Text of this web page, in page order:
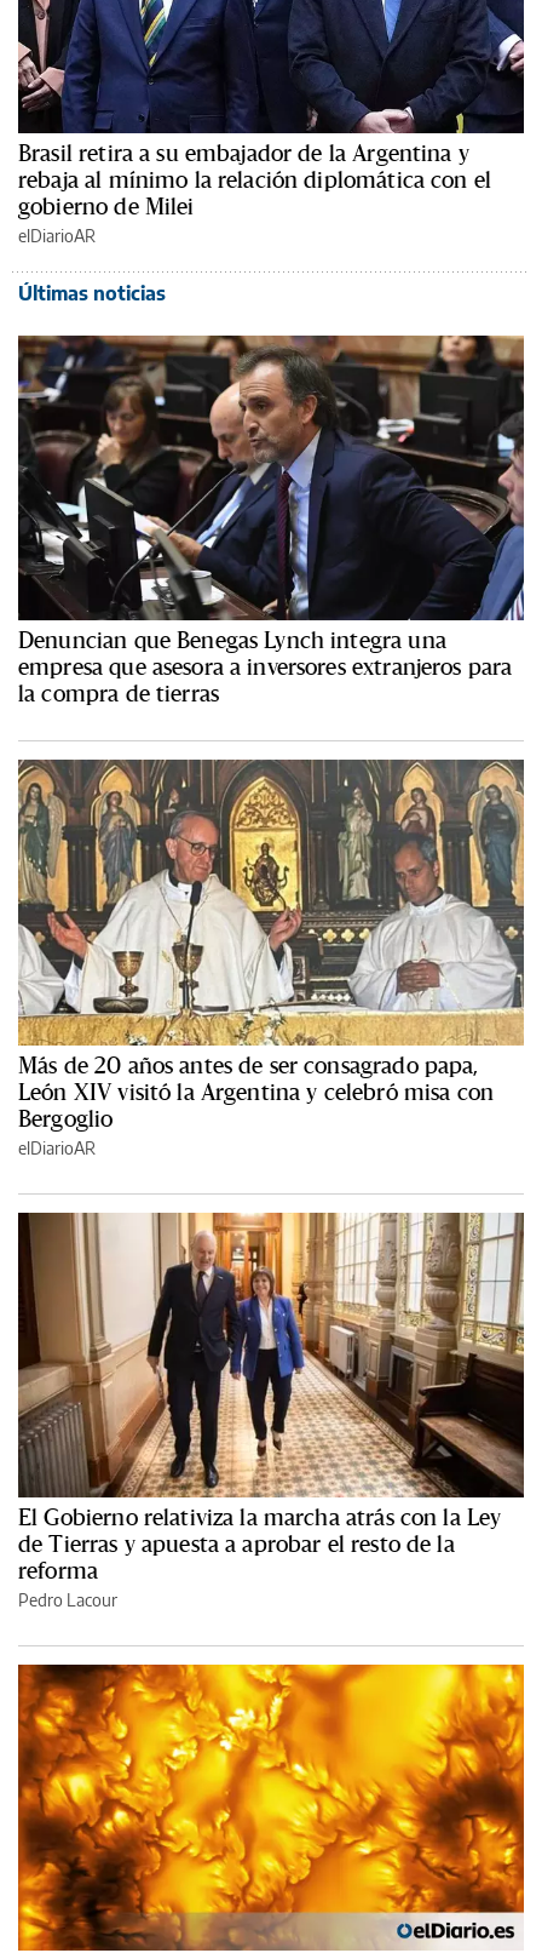
Brasil retira a su embajador de la Argentina y
rebaja al mínimo la relación diplomática con el
gobierno de Milei
elDiarioAR
Últimas noticias
Denuncian que Benegas Lynch integra una
empresa que asesora a inversores extranjeros para
la compra de tierras
Más de 20 años antes de ser consagrado papa,
León XIV visitó la Argentina y celebró misa con
Bergoglio
elDiarioAR
El Gobierno relativiza la marcha atrás con la Ley
de Tierras y apuesta a aprobar el resto de la
reforma
Pedro Lacour